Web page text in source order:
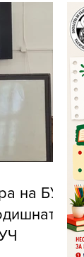
на БУ